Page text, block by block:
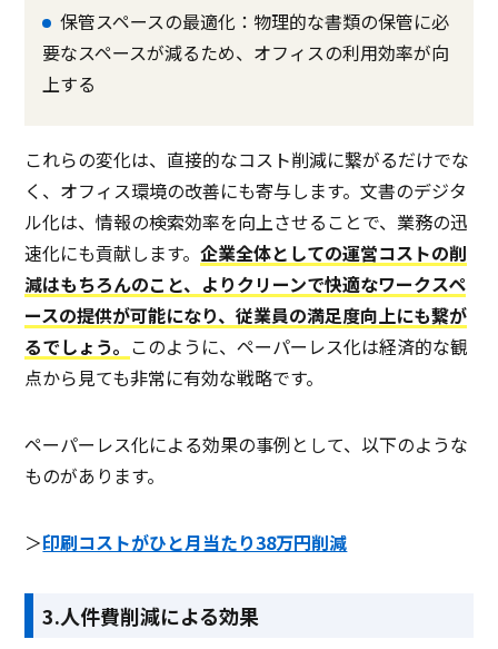
保管スペースの最適化：物理的な書類の保管に必
要なスペースが減るため、オフィスの利用効率が向
上する
これらの変化は、直接的なコスト削減に繋がるだけでな
く、オフィス環境の改善にも寄与します。文書のデジタ
ル化は、情報の検索効率を向上させることで、業務の迅
速化にも貢献します。企業全体としての運営コストの削
減はもちろんのこと、よりクリーンで快適なワークスペ
ースの提供が可能になり、従業員の満足度向上にも繋が
るでしょう。 このように、ペーパーレス化は経済的な観
点から見ても非常に有効な戦略です。
ペーパーレス化による効果の事例として、以下のような
ものがあります。
＞印刷コストがひと月当たり38万円削減
3.人件費削減による効果